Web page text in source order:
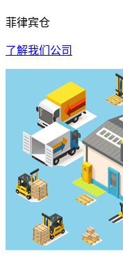
菲律宾仓
了解我们公司